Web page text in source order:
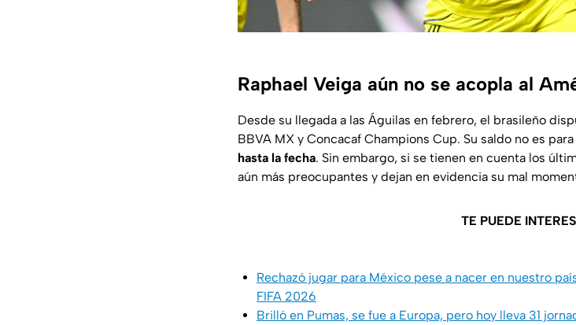
Raphael Veiga aún no se acopla al
Desde su llegada a las Águilas en febrero, el brasileño
BBVA MX y Concacaf Champions Cup. Su saldo no es
hasta la fecha. Sin embargo, si se tienen en cuenta los
aún más preocupantes y dejan en evidencia su mal
TE PUEDE
Rechazó jugar para México pese a nacer en nuestro
FIFA 2026
Brilló en Pumas, se fue a Europa, pero hoy lleva 31